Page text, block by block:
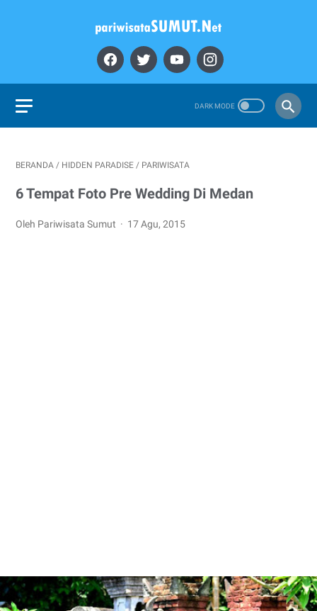
BERANDA / HIDDEN PARADISE / PARIWISATA
6 Tempat Foto Pre Wedding Di Medan
Oleh Pariwisata Sumut 17 Agu, 2015